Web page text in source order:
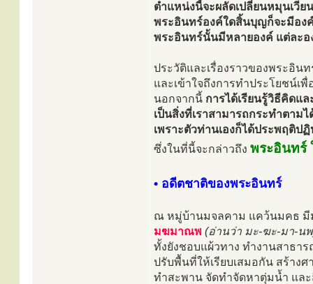
ตำแหน่งนี้จะผลัดเปลี่ยนหมุนเวี
พระอินทร์องค์ใดสิ้นบุญก็จะมีอง
พระอินทร์นั้นมีหลายองค์ แต่ละ
ประวัติและเรื่องราวของพระอิน
และเข้าใจถึงการทำประโยชน์เ
นอกจากนี้ การได้เรียนรู้วิธีคิดแ
เป็นสิ่งที่เราสามารถกระทำตาม
เพราะตัวท่านเองก็ได้ประพฤติ
ซึ่งในที่นี้จะกล่าวถึง พระอินทร์
• อดีตชาติของพระอินทร์
ณ หมู่บ้านมจลคาม แคว้นมคธ
มฆมาณพ (อ่านว่า มะ-ฆะ-มา-น
ทั้งยังชอบแผ้วทาง ทำงานสาธา
ปรับพื้นที่ให้เรียบเสมอกัน สร้าง
ทำสะพาน จัดทำจัดหาตุ่มน้ำ แล